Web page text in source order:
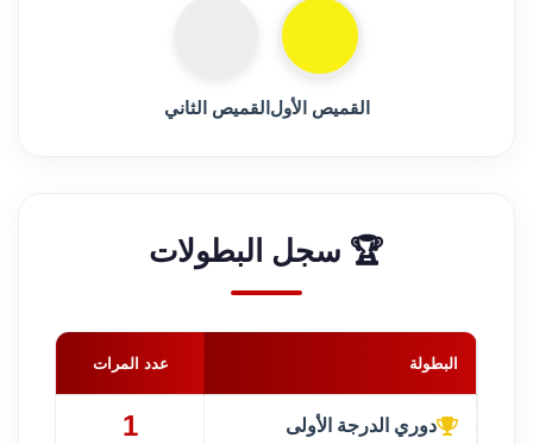
القميص الأول القميص الثاني
🏆 سجل البطولات
البطولة عدد المرات
دوري الدرجة الأولى 1